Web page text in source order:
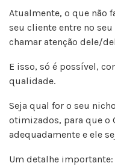
Atualmente, o que não
seu cliente entre no
chamar atenção dele/
E isso, só é possível,
qualidade.
Seja qual for o seu
otimizados, para que o
adequadamente e ele
Um detalhe